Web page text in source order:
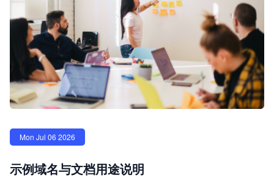
Mon Jul 06 2026
示例域名与文档用途说明